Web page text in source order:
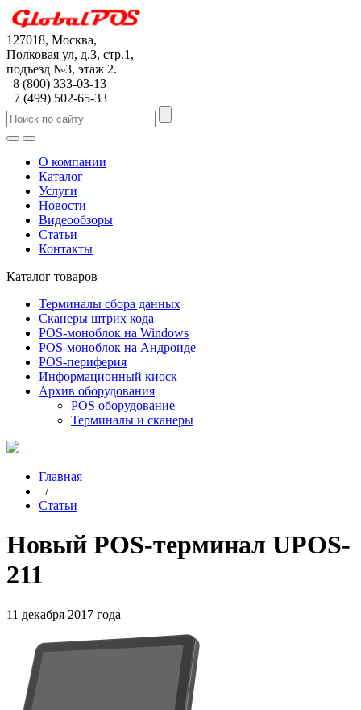
127018, Москва,
Полковая ул, д.3, стр.1,
подъезд №3, этаж 2.
8 (800) 333-03-13
+7 (499) 502-65-33
О компании
Каталог
Услуги
Новости
Видеообзоры
Статьи
Контакты
Каталог товаров
Терминалы сбора данных
Сканеры штрих кода
POS-моноблок на Windows
POS-моноблок на Aндроиде
POS-периферия
Информационный киоск
Архив оборудования
POS оборудование
Терминалы и сканеры
Главная
/
Статьи
Новый POS-терминал UPOS-
211
11 декабря 2017 года